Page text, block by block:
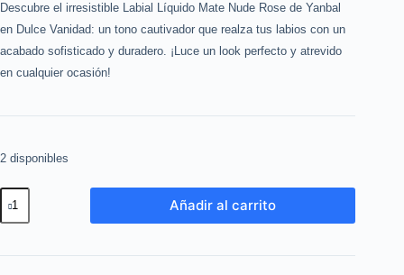
Descubre el irresistible Labial Líquido Mate Nude Rose de Yanbal
en Dulce Vanidad: un tono cautivador que realza tus labios con un
acabado sofisticado y duradero. ¡Luce un look perfecto y atrevido
en cualquier ocasión!
2 disponibles
Labial
Lquido
Añadir al carrito